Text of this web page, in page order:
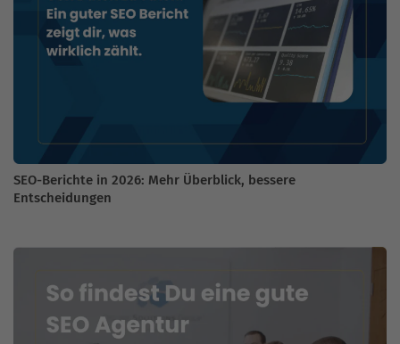
SEO-Berichte in 2026: Mehr Überblick, bessere
Entscheidungen